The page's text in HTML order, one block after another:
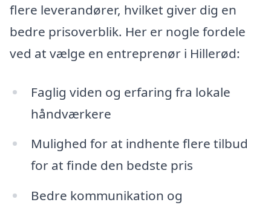
flere leverandører, hvilket giver dig en
bedre prisoverblik. Her er nogle fordele
ved at vælge en entreprenør i Hillerød:
Faglig viden og erfaring fra lokale
håndværkere
Mulighed for at indhente flere tilbud
for at finde den bedste pris
Bedre kommunikation og